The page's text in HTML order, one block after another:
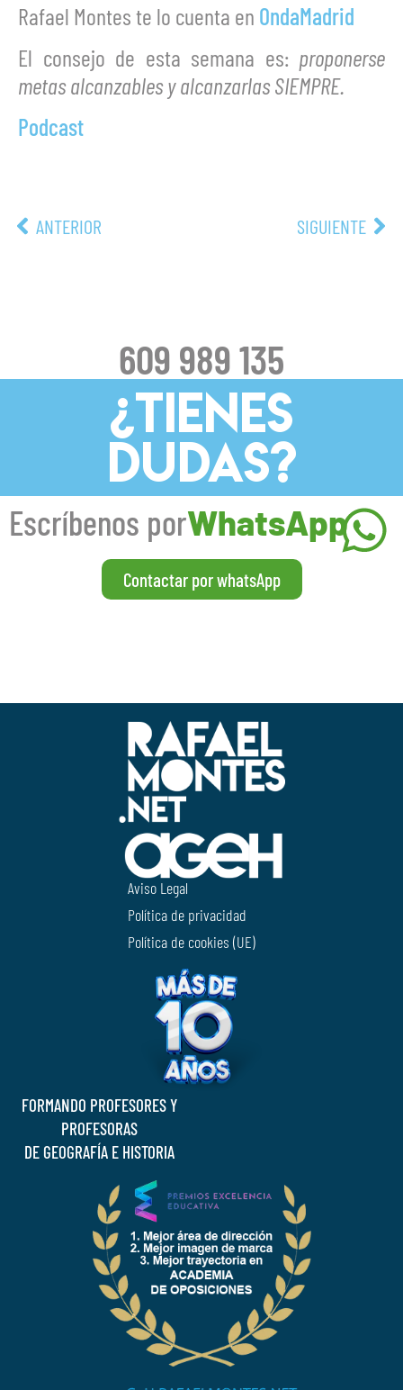
Rafael Montes te lo cuenta en OndaMadrid
El consejo de esta semana es: proponerse
metas alcanzables y alcanzarlas SIEMPRE.
Podcast
ANTERIOR SIGUIENTE
609 989 135
¿TIENES
DUDAS?
Escríbenos porWhatsApp
Contactar por whatsApp
Aviso Legal
Política de privacidad
Política de cookies (UE)
FORMANDO PROFESORES Y
PROFESORAS
DE GEOGRAFÍA E HISTORIA